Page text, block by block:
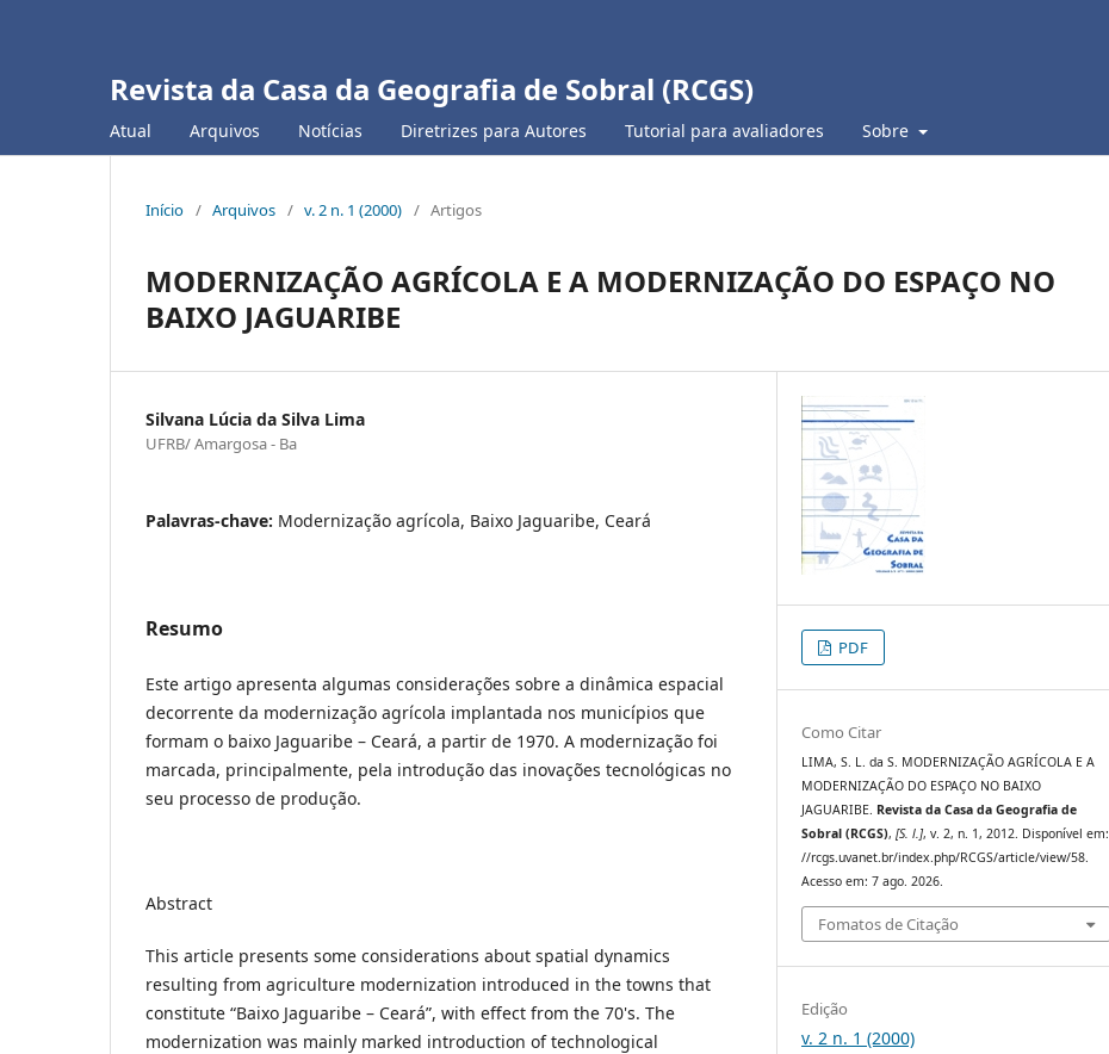
Revista da Casa da Geografia de Sobral (RCGS)
Atual Arquivos Notícias Diretrizes para Autores Tutorial para avaliadores Sobre
Início / Arquivos / v. 2 n. 1 (2000) / Artigos
MODERNIZAÇÃO AGRÍCOLA E A MODERNIZAÇÃO DO ESPAÇO NO
BAIXO JAGUARIBE
Silvana Lúcia da Silva Lima
UFRB/ Amargosa - Ba
Palavras-chave: Modernização agrícola, Baixo Jaguaribe, Ceará
Resumo
Este artigo apresenta algumas considerações sobre a dinâmica espacial
decorrente da modernização agrícola implantada nos municípios que
formam o baixo Jaguaribe – Ceará, a partir de 1970. A modernização foi
marcada, principalmente, pela introdução das inovações tecnológicas no
seu processo de produção.
Abstract
This article presents some considerations about spatial dynamics
resulting from agriculture modernization introduced in the towns that
constitute “Baixo Jaguaribe – Ceará”, with effect from the 70's. The
modernization was mainly marked introduction of technological
PDF
Como Citar
LIMA, S. L. da S. MODERNIZAÇÃO AGRÍCOLA E A
MODERNIZAÇÃO DO ESPAÇO NO BAIXO
JAGUARIBE. Revista da Casa da Geografia de
Sobral (RCGS),[S. l.], v. 2, n. 1, 2012. Disponível em:
//rcgs.uvanet.br/index.php/RCGS/article/view/58.
Acesso em: 7 ago. 2026.
Fomatos de Citação
Edição
v. 2 n. 1 (2000)